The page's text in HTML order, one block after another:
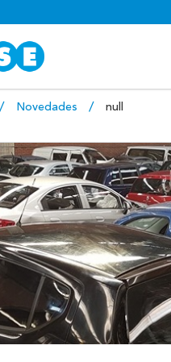
Novedades null